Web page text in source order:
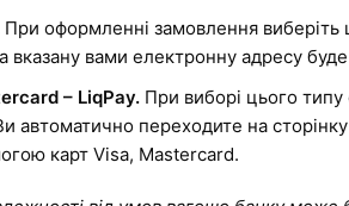
При оформленні замовлення виберіть
вказану вами електронну адресу
– LiqPay. При виборі цього
автоматично переходите на
карт Visa, Mastercard.